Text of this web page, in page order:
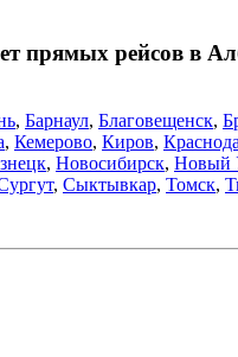
прямых рейсов в
, Барнаул, Благовещенск,
, Кемерово, Киров,
, Новосибирск, Новый
, Сыктывкар, Томск,